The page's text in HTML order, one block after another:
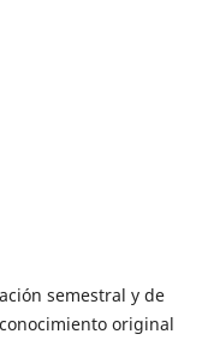
semestral y de
original